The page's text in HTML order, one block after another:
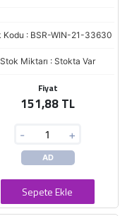
Kodu : BSR-WIN-21-33630
Stok Miktarı : Stokta Var
Fiyat
151,88 TL
- +
AD
Sepete Ekle